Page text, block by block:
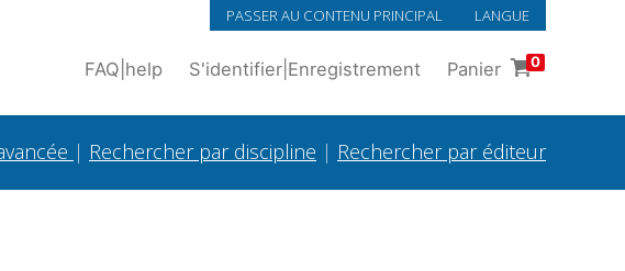
PASSER AU CONTENU PRINCIPAL LANGUE
FAQ help S'identifier Enregistrement Panier 0
| Rechercher par discipline | Rechercher par éditeur